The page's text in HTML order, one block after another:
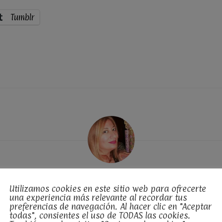
Tumblr
Sobre el autor
sobre todo, soy escritora. Durante años, en mi
tomó veredas como la de agente literario y la
Utilizamos cookies en este sitio web para ofrecerte
una experiencia más relevante al recordar tus
preferencias de navegación. Al hacer clic en "Aceptar
todas", consientes el uso de TODAS las cookies.